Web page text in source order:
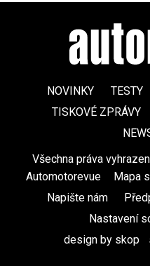
NOVINKY TESTY
TISKOVÉ ZPRÁVY
Všechna práva
Automotorevue
Mapa
Napište nám
Nastavení
design by skop